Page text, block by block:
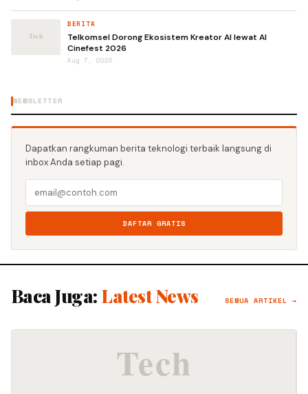
BERITA
Telkomsel Dorong Ekosistem Kreator AI lewat AI
Cinefest 2026
Aug 7, 2026
NEWSLETTER
Dapatkan rangkuman berita teknologi terbaik langsung di
inbox Anda setiap pagi.
DAFTAR GRATIS
Baca Juga: Latest News SEMUA ARTIKEL →